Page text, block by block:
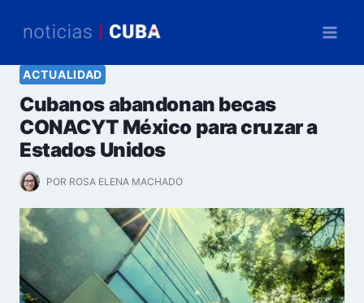
ACTUALIDAD
Cubanos abandonan becas
CONACYT México para cruzar a
Estados Unidos
POR ROSA ELENA MACHADO